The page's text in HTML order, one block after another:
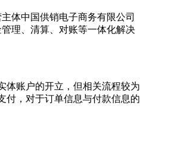
体中国供销电子商务有限公司
理、清算、对账等一体化解决
体账户的开立，但相关流程较为
付，对于订单信息与付款信息的